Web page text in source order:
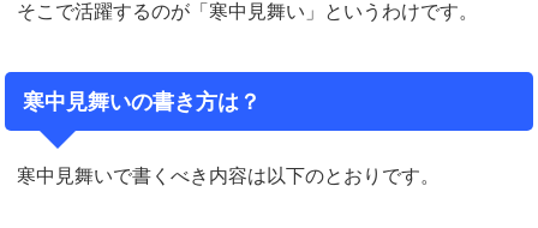
そこで活躍するのが「寒中見舞い」というわけです。
寒中見舞いの書き方は？
寒中見舞いで書くべき内容は以下のとおりです。